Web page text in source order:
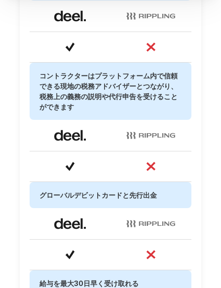
コントラクターはプラットフォーム内で信頼
できる現地の税務アドバイザーとつながり、
税務上の義務の説明や代行申告を受けること
ができます
グローバルデビットカードと先行出金
給与を最大30日早く受け取れる